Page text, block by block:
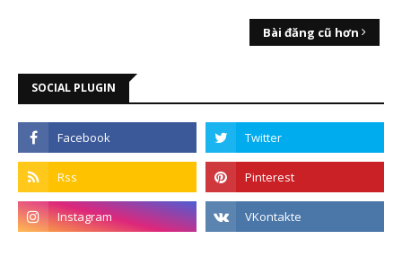
Bài đăng cũ hơn
SOCIAL PLUGIN